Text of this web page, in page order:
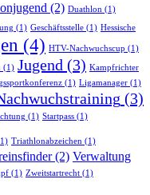
(2) Duathlon (1)
(1) Geschäftsstelle (1) Hessische
(4) HTV-Nachwuchscup (1)
(1) Jugend (3) Kampfrichter
(1) Ligamanager (1)
(3)
(1) Startpass (1)
Triathlonabzeichen (1)
(2) Verwaltung
(1) Zweitstartrecht (1)